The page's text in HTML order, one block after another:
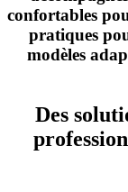
confortables
pratiques
modèles
Des